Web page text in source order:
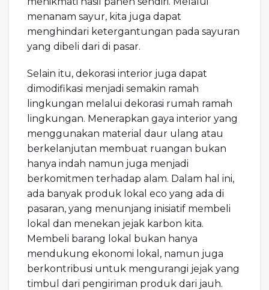
menanam sayur, kita juga dapat
menghindari ketergantungan pada sayuran
yang dibeli dari di pasar.
Selain itu, dekorasi interior juga dapat
dimodifikasi menjadi semakin ramah
lingkungan melalui dekorasi rumah ramah
lingkungan. Menerapkan gaya interior yang
menggunakan material daur ulang atau
berkelanjutan membuat ruangan bukan
hanya indah namun juga menjadi
berkomitmen terhadap alam. Dalam hal ini,
ada banyak produk lokal eco yang ada di
pasaran, yang menunjang inisiatif membeli
lokal dan menekan jejak karbon kita.
Membeli barang lokal bukan hanya
mendukung ekonomi lokal, namun juga
berkontribusi untuk mengurangi jejak yang
timbul dari pengiriman produk dari jauh.